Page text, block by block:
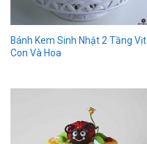
Bánh Kem Sinh Nhật 2 Tầng Vịt
Con Và Hoa